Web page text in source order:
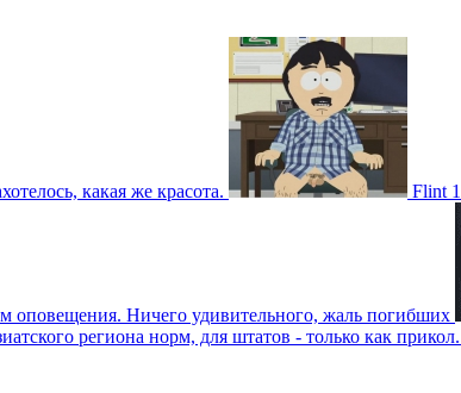
какая же красота. Flint
оповещения. Ничего удивительного, жаль погибших
региона норм, для штатов - только как